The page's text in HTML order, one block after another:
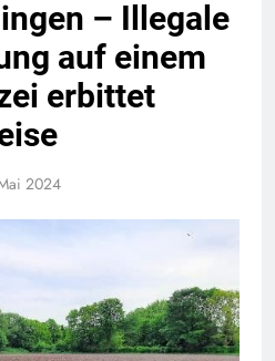
– Illegale
auf einem
erbittet
2024